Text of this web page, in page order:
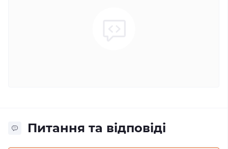
Питання та відповіді